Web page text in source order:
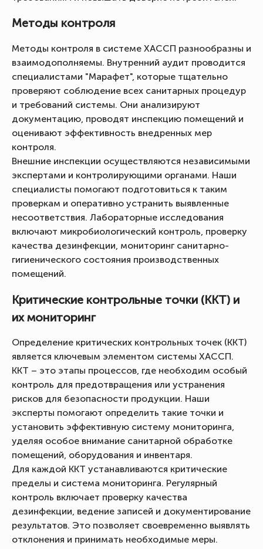
Методы контроля
Методы контроля в системе ХАССП разнообразны и
взаимодополняемы. Внутренний аудит проводится
специалистами "Марафет", которые тщательно
проверяют соблюдение всех санитарных процедур
и требований системы. Они анализируют
документацию, проводят инспекцию помещений и
оценивают эффективность внедренных мер
контроля.
Внешние инспекции осуществляются независимыми
экспертами и контролирующими органами. Наши
специалисты помогают подготовиться к таким
проверкам и оперативно устранить выявленные
несоответствия. Лабораторные исследования
включают микробиологический контроль, проверку
качества дезинфекции, мониторинг санитарно-
гигиенического состояния производственных
помещений.
Критические контрольные точки (ККТ) и
их мониторинг
Определение критических контрольных точек (ККТ)
является ключевым элементом системы ХАССП.
ККТ – это этапы процессов, где необходим особый
контроль для предотвращения или устранения
рисков для безопасности продукции. Наши
эксперты помогают определить такие точки и
установить эффективную систему мониторинга,
уделяя особое внимание санитарной обработке
помещений, оборудования и инвентаря.
Для каждой ККТ устанавливаются критические
пределы и система мониторинга. Регулярный
контроль включает проверку качества
дезинфекции, ведение записей и документирование
результатов. Это позволяет своевременно выявлять
отклонения и принимать необходимые меры.